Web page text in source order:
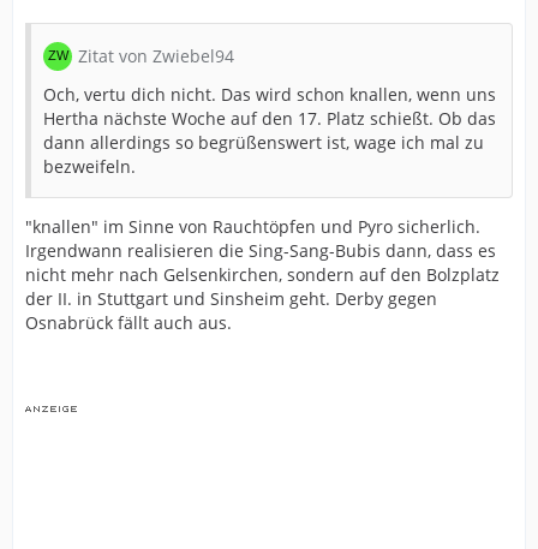
Zitat von Zwiebel94
Och, vertu dich nicht. Das wird schon knallen, wenn uns
Hertha nächste Woche auf den 17. Platz schießt. Ob das
dann allerdings so begrüßenswert ist, wage ich mal zu
bezweifeln.
"knallen" im Sinne von Rauchtöpfen und Pyro sicherlich.
Irgendwann realisieren die Sing-Sang-Bubis dann, dass es
nicht mehr nach Gelsenkirchen, sondern auf den Bolzplatz
der II. in Stuttgart und Sinsheim geht. Derby gegen
Osnabrück fällt auch aus.